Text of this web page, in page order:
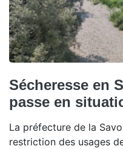
Sécheresse en
passe en
La préfecture de la
restriction des usages